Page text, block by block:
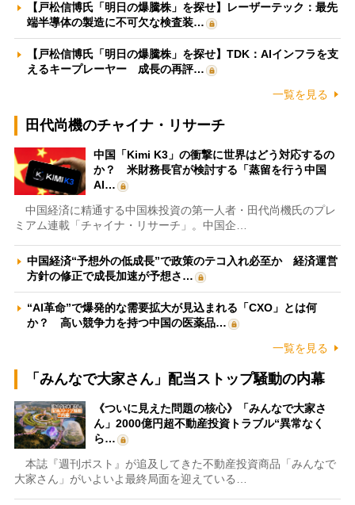
【戸松信博氏「明日の爆騰株」を探せ】レーザーテック：最先
端半導体の製造に不可欠な検査装…
【戸松信博氏「明日の爆騰株」を探せ】TDK：AIインフラを支
えるキープレーヤー 成長の再評…
一覧を見る
田代尚機のチャイナ・リサーチ
中国「Kimi K3」の衝撃に世界はどう対応するの
か？ 米財務長官が検討する「蒸留を行う中国
AI…
中国経済に精通する中国株投資の第一人者・田代尚機氏のプレ
ミアム連載「チャイナ・リサーチ」。中国企…
中国経済“予想外の低成長”で政策のテコ入れ必至か 経済運営
方針の修正で成長加速が予想さ…
“AI革命”で爆発的な需要拡大が見込まれる「CXO」とは何
か？ 高い競争力を持つ中国の医薬品…
一覧を見る
「みんなで大家さん」配当ストップ騒動の内幕
《ついに見えた問題の核心》「みんなで大家さ
ん」2000億円超不動産投資トラブル“異常なく
ら…
本誌『週刊ポスト』が追及してきた不動産投資商品「みんなで
大家さん」がいよいよ最終局面を迎えている…